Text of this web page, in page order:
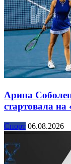
Арина
стартовала
Спорт 06.08.2026